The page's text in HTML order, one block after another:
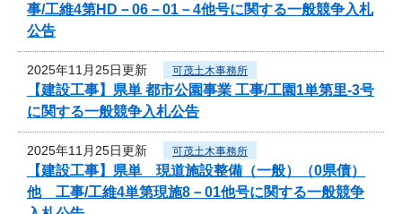
事/工維4第HD－06－01－4他号に関する一般競争入札
公告
2025年11月25日更新 可茂土木事務所
【建設工事】県単 都市公園事業 工事/工園1単第里-3号
に関する一般競争入札公告
2025年11月25日更新 可茂土木事務所
【建設工事】県単 現道施設整備（一般）（0県債）
他 工事/工維4単第現施8－01他号に関する一般競争